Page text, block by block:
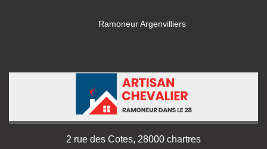
Ramoneur Argenvilliers
2 rue des Cotes, 28000 chartres